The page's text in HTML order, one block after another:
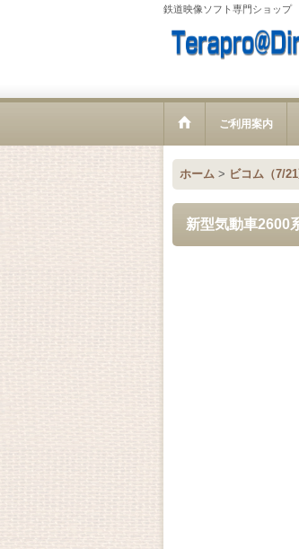
鉄道映像ソフト専門ショッ
ご利用案内
ホーム > ビコム（7/21
新型気動車2600